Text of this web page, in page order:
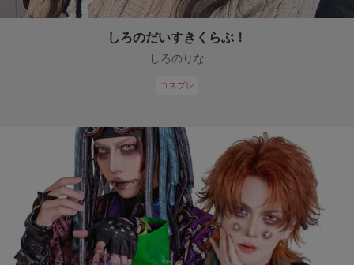
しろのだいすきくらぶ！
しろのりな
コスプレ